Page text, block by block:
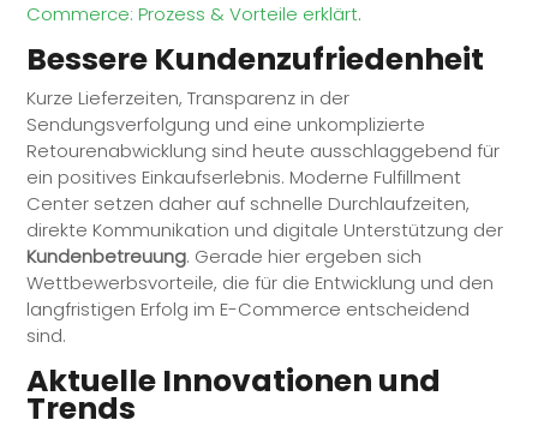
Commerce: Prozess & Vorteile erklärt.
Bessere Kundenzufriedenheit
Kurze Lieferzeiten, Transparenz in der
Sendungsverfolgung und eine unkomplizierte
Retourenabwicklung sind heute ausschlaggebend für
ein positives Einkaufserlebnis. Moderne Fulfillment
Center setzen daher auf schnelle Durchlaufzeiten,
direkte Kommunikation und digitale Unterstützung der
Kundenbetreuung. Gerade hier ergeben sich
Wettbewerbsvorteile, die für die Entwicklung und den
langfristigen Erfolg im E-Commerce entscheidend
sind.
Aktuelle Innovationen und
Trends